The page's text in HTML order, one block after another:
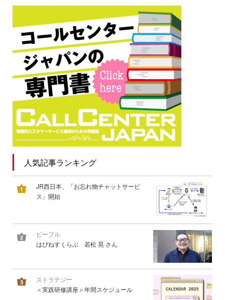
人気記事ランキング
JR西日本、「お忘れ物チャットサービ
ス」開始
ピープル
はぴねすくらぶ 若松 晃 さん
ストラテジー
＜実践研修講座＞年間スケジュール